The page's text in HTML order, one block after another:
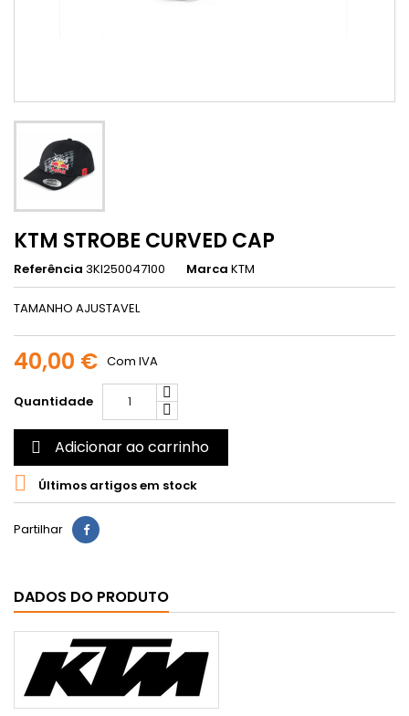
KTM STROBE CURVED CAP
Referência 3KI250047100 Marca KTM
TAMANHO AJUSTAVEL
40,00 € Com IVA
Quantidade
 Adicionar ao carrinho
 Últimos artigos em stock
Partilhar
DADOS DO PRODUTO